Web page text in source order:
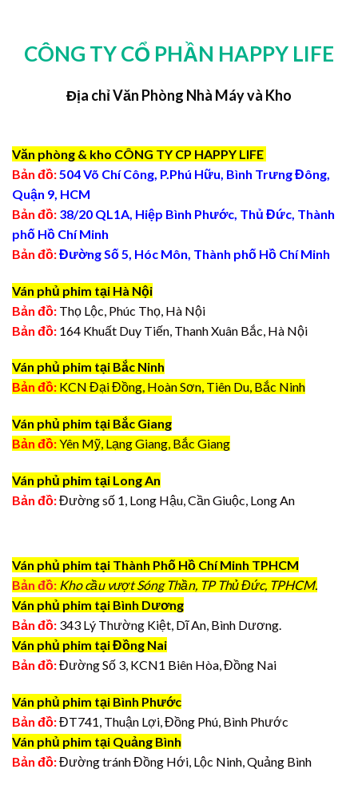
CÔNG TY CỔ PHẦN HAPPY LIFE
Địa chỉ Văn Phòng Nhà Máy và Kho
Văn phòng & kho CÔNG TY CP HAPPY LIFE
Bản đồ: 504 Võ Chí Công, P.Phú Hữu, Bình Trưng Đông,
Quận 9, HCM
Bản đồ: 38/20 QL1A, Hiệp Bình Phước, Thủ Đức, Thành
phố Hồ Chí Minh
Bản đồ:Đường Số 5, Hóc Môn, Thành phố Hồ Chí Minh
Ván phủ phim tại Hà Nội
Bản đồ: Thọ Lộc, Phúc Thọ, Hà Nội
Bản đồ: 164 Khuất Duy Tiến, Thanh Xuân Bắc, Hà Nội
Ván phủ phim tại Bắc Ninh
Bản đồ: KCN Đại Đồng, Hoàn Sơn, Tiên Du, Bắc Ninh
Ván phủ phim tại Bắc Giang
Bản đồ:Yên Mỹ, Lạng Giang, Bắc Giang
Ván phủ phim tại Long An
Bản đồ:Đường số 1, Long Hậu, Cần Giuộc, Long An
Ván phủ phim tại Thành Phố Hồ Chí Minh TPHCM
Bản đồ: Kho cầu vượt Sóng Thần, TP Thủ Đức, TPHCM.
Ván phủ phim tại Bình Dương
Bản đồ: 343 Lý Thường Kiệt, Dĩ An, Bình Dương.
Ván phủ phim tại Đồng Nai
Bản đồ:Đường Số 3, KCN1 Biên Hòa, Đồng Nai
Ván phủ phim tại Bình Phước
Bản đồ:ĐT741, Thuận Lợi, Đồng Phú, Bình Phước
Ván phủ phim tại Quảng Bình
Bản đồ:Đường tránh Đồng Hới, Lộc Ninh, Quảng Bình